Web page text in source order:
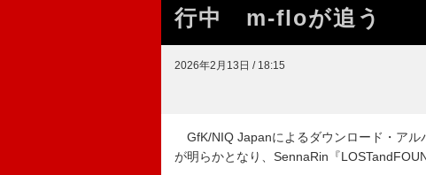
行中 m-floが追う
2026年2月13日 / 18:15
GfK/NIQ Japanによるダウンロード・アル
が明らかとなり、SennaRin『